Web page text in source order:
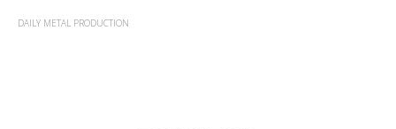
DAILY METAL PRODUCTION